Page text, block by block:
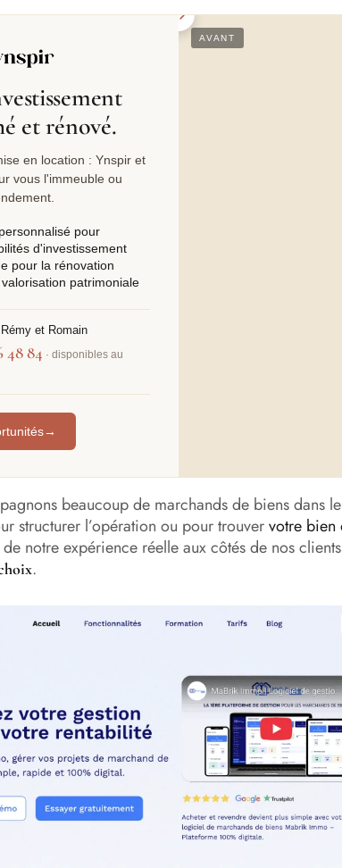
et rénové.
en location : Ynspir et
vous l'immeuble ou
pour
d'investissement
pour la rénovation
patrimoniale
et Romain
48 84 · disponibles au
→
AVANT
beaucoup de marchands de biens dans
structurer l’opération ou pour trouvervotre bien
notre expérience réelle aux côtés de nos
.